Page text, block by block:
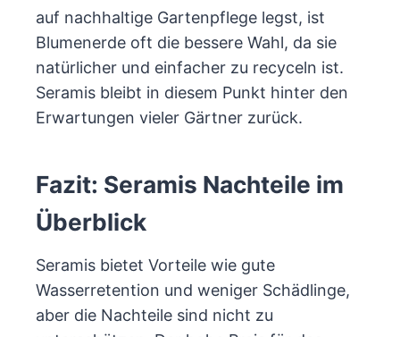
auf nachhaltige Gartenpflege legst, ist
Blumenerde oft die bessere Wahl, da sie
natürlicher und einfacher zu recyceln ist.
Seramis bleibt in diesem Punkt hinter den
Erwartungen vieler Gärtner zurück.
Fazit: Seramis Nachteile im
Überblick
Seramis bietet Vorteile wie gute
Wasserretention und weniger Schädlinge,
aber die Nachteile sind nicht zu